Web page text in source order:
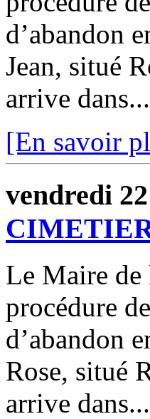
d’abandon
Jean, situé
arrive dans...
[En savoir
vendredi
Le Maire
procédure
d’abandon
Rose, situé
arrive dans...